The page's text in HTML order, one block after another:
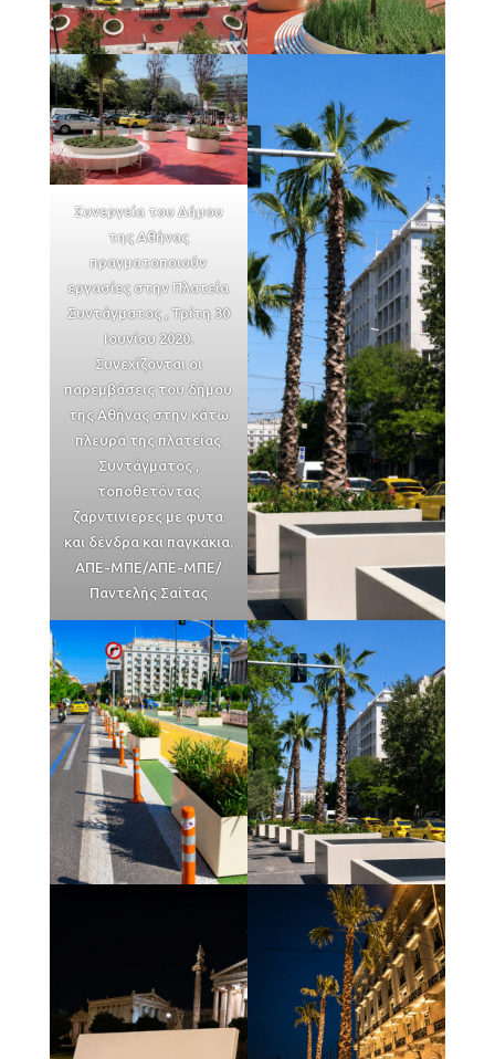
Συνεργεία του Δήμου
της Αθήνας
πραγματοποιούν
εργασίες στην Πλατεία
Συντάγματος , Τρίτη 30
Ιουνίου 2020.
Συνεχίζονται οι
παρεμβάσεις του δήμου
της Αθήνας στην κάτω
πλευρά της πλατείας
Συντάγματος ,
τοποθετόντας
ζαρντινιερες με φυτα
και δένδρα και παγκάκια.
ΑΠΕ-ΜΠΕ/ΑΠΕ-ΜΠΕ/
Παντελής Σαίτας